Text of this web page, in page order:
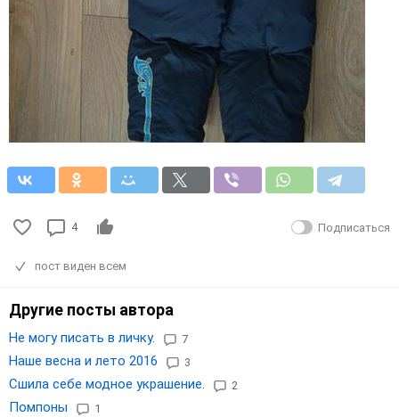
4 Подписаться
пост виден всем
Другие посты автора
Не могу писать в личку. 7
Наше весна и лето 2016 3
Сшила себе модное украшение. 2
Помпоны 1